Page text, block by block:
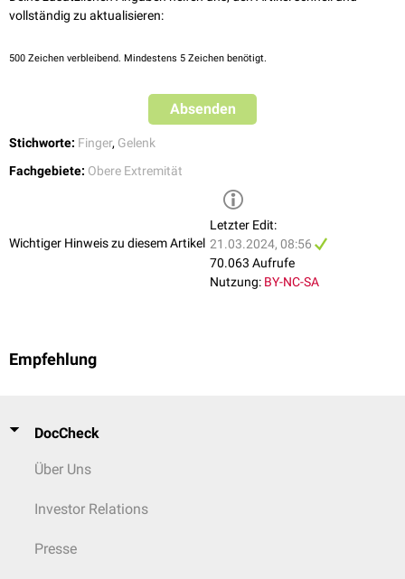
vollständig zu aktualisieren:
500 Zeichen verbleibend. Mindestens 5 Zeichen benötigt.
Absenden
Stichworte: Finger, Gelenk
Fachgebiete: Obere Extremität
Wichtiger Hinweis zu diesem Artikel
Letzter Edit:
21.03.2024, 08:56
70.063 Aufrufe
Nutzung: BY-NC-SA
Empfehlung
DocCheck
Über Uns
Investor Relations
Presse